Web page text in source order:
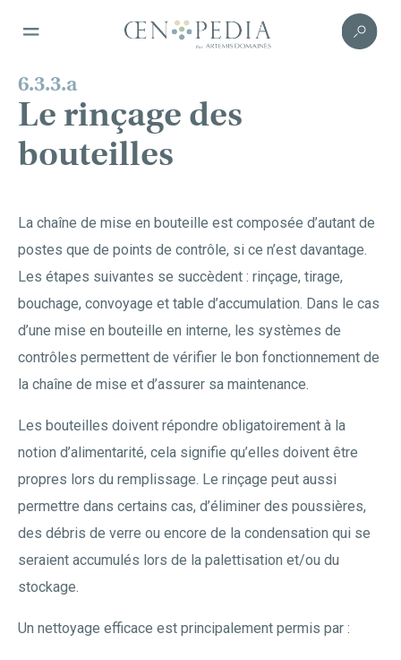
6.3.3.a
Le rinçage des
bouteilles
La chaîne de mise en bouteille est composée d’autant de
postes que de points de contrôle, si ce n’est davantage.
Les étapes suivantes se succèdent : rinçage, tirage,
bouchage, convoyage et table d’accumulation. Dans le cas
d’une mise en bouteille en interne, les systèmes de
contrôles permettent de vérifier le bon fonctionnement de
la chaîne de mise et d’assurer sa maintenance.
Les bouteilles doivent répondre obligatoirement à la
notion d’alimentarité, cela signifie qu’elles doivent être
propres lors du remplissage. Le rinçage peut aussi
permettre dans certains cas, d’éliminer des poussières,
des débris de verre ou encore de la condensation qui se
seraient accumulés lors de la palettisation et/ou du
stockage.
Un nettoyage efficace est principalement permis par :